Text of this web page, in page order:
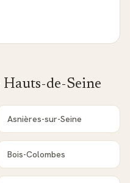
Hauts-de-Seine
Asnières-sur-Seine
Bois-Colombes